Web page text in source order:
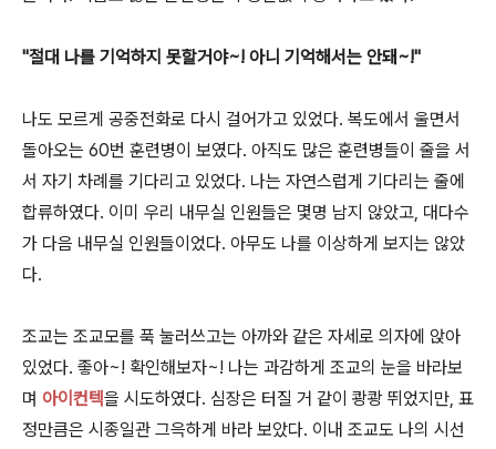
"절대 나를 기억하지 못할거야~! 아니 기억해서는 안돼~!"
나도 모르게 공중전화로 다시 걸어가고 있었다. 복도에서 울면서
돌아오는 60번 훈련병이 보였다. 아직도 많은 훈련병들이 줄을 서
서 자기 차례를 기다리고 있었다. 나는 자연스럽게 기다리는 줄에
합류하였다. 이미 우리 내무실 인원들은 몇명 남지 않았고, 대다수
가 다음 내무실 인원들이었다. 아무도 나를 이상하게 보지는 않았
다.
조교는 조교모를 푹 눌러쓰고는 아까와 같은 자세로 의자에 앉아
있었다. 좋아~! 확인해보자~! 나는 과감하게 조교의 눈을 바라보
며 아이컨텍을 시도하였다. 심장은 터질 거 같이 쾅쾅 뛰었지만, 표
정만큼은 시종일관 그윽하게 바라 보았다. 이내 조교도 나의 시선